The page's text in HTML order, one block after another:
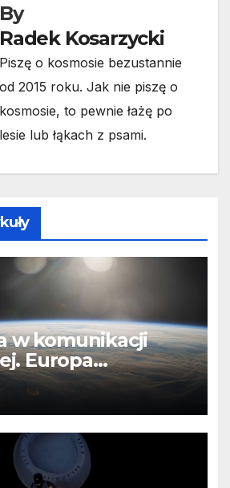
By
Radek Kosarzycki
Piszę o kosmosie bezustannie
od 2015 roku. Jak nie piszę o
kosmosie, to pewnie łażę po
lesie lub łąkach z psami.
w komunikacji
Europa
Chiny